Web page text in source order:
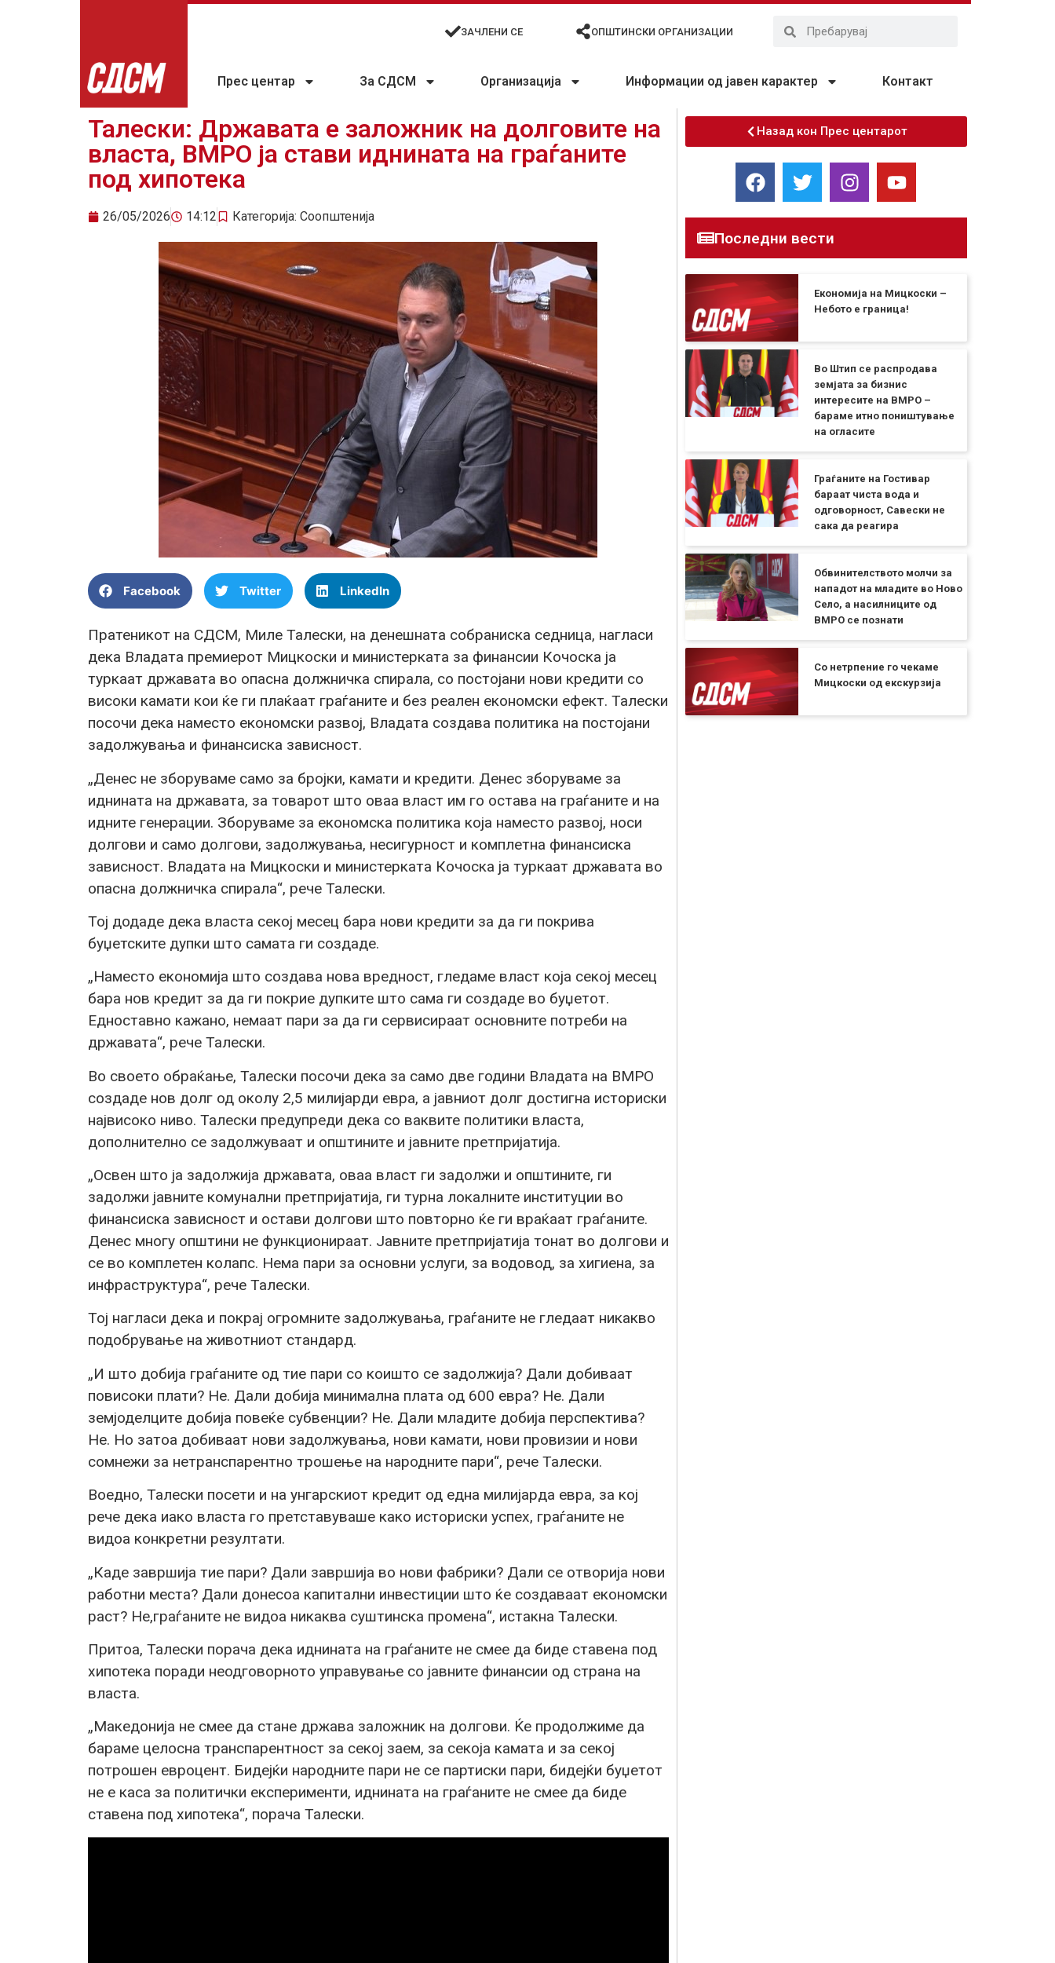
ЗАЧЛЕНИ СЕ ОПШТИНСКИ ОРГАНИЗАЦИИ
Прес центар За СДСМ Организација Информации од јавен карактер Контакт
Талески: Државата е заложник на долговите на
власта, ВМРО ја стави иднината на граѓаните
под хипотека
26/05/2026 14:12 Категорија: Соопштенија
Facebook Twitter LinkedIn
Пратеникот на СДСМ, Миле Талески, на денешната собраниска седница, нагласи
дека Владата премиерот Мицкоски и министерката за финансии Кочоска ја
туркаат државата во опасна должничка спирала, со постојани нови кредити со
високи камати кои ќе ги плаќаат граѓаните и без реален економски ефект. Талески
посочи дека наместо економски развој, Владата создава политика на постојани
задолжувања и финансиска зависност.
„Денес не зборуваме само за бројки, камати и кредити. Денес зборуваме за
иднината на државата, за товарот што оваа власт им го остава на граѓаните и на
идните генерации. Зборуваме за економска политика која наместо развој, носи
долгови и само долгови, задолжувања, несигурност и комплетна финансиска
зависност. Владата на Мицкоски и министерката Кочоска ја туркаат државата во
опасна должничка спирала“, рече Талески.
Тој додаде дека власта секој месец бара нови кредити за да ги покрива
буџетските дупки што самата ги создаде.
„Наместо економија што создава нова вредност, гледаме власт која секој месец
бара нов кредит за да ги покрие дупките што сама ги создаде во буџетот.
Едноставно кажано, немаат пари за да ги сервисираат основните потреби на
државата“, рече Талески.
Во своето обраќање, Талески посочи дека за само две години Владата на ВМРО
создаде нов долг од околу 2,5 милијарди евра, а јавниот долг достигна историски
највисоко ниво. Талески предупреди дека со ваквите политики власта,
дополнително се задолжуваат и општините и јавните претпријатија.
„Освен што ја задолжија државата, оваа власт ги задолжи и општините, ги
задолжи јавните комунални претпријатија, ги турна локалните институции во
финансиска зависност и остави долгови што повторно ќе ги враќаат граѓаните.
Денес многу општини не функционираат. Јавните претпријатија тонат во долгови и
се во комплетен колапс. Нема пари за основни услуги, за водовод, за хигиена, за
инфраструктура“, рече Талески.
Тој нагласи дека и покрај огромните задолжувања, граѓаните не гледаат никакво
подобрување на животниот стандард.
„И што добија граѓаните од тие пари со коишто се задолжија? Дали добиваат
повисоки плати? Не. Дали добија минимална плата од 600 евра? Не. Дали
земјоделците добија повеќе субвенции? Не. Дали младите добија перспектива?
Не. Но затоа добиваат нови задолжувања, нови камати, нови провизии и нови
сомнежи за нетранспарентно трошење на народните пари“, рече Талески.
Воедно, Талески посети и на унгарскиот кредит од една милијарда евра, за кој
рече дека иако власта го претставуваше како историски успех, граѓаните не
видоа конкретни резултати.
„Каде завршија тие пари? Дали завршија во нови фабрики? Дали се отворија нови
работни места? Дали донесоа капитални инвестиции што ќе создаваат економски
раст? Не,граѓаните не видоа никаква суштинска промена“, истакна Талески.
Притоа, Талески порача дека иднината на граѓаните не смее да биде ставена под
хипотека поради неодговорното управување со јавните финансии од страна на
власта.
„Македонија не смее да стане држава заложник на долгови. Ќе продолжиме да
бараме целосна транспарентност за секој заем, за секоја камата и за секој
потрошен евроцент. Бидејќи народните пари не се партиски пари, бидејќи буџетот
не е каса за политички експерименти, иднината на граѓаните не смее да биде
ставена под хипотека“, порача Талески.
Назад кон Прес центарот
Последни вести
Економија на Мицкоски –
Небото е граница!
Во Штип се распродава
земјата за бизнис
интересите на ВМРО –
бараме итно поништување
на огласите
Граѓаните на Гостивар
бараат чиста вода и
одговорност, Савески не
сака да реагира
Обвинителството молчи за
нападот на младите во Ново
Село, а насилниците од
ВМРО се познати
Со нетрпение го чекаме
Мицкоски од екскурзија